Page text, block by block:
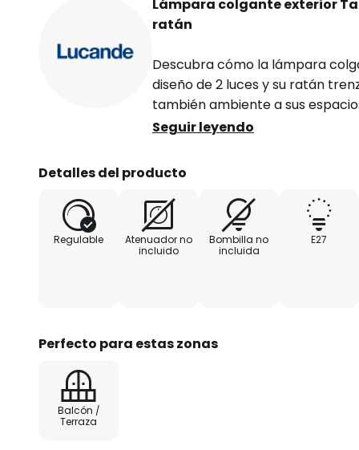
Lámpara colgante exterior
ratán
Descubra cómo la lámpara
diseño de 2 luces y su ratán
también ambiente a sus
ratán resistente y hierro macizo
y, al mismo tiempo, crea un
perfectamente protegida
extraños y salpicaduras de
fuente de luz fiable para
beige y negro resalta su
armoniosamente en el conjunto
el atenuador no está incluido en
regular la intensidad de la luz a
Seguir leyendo
Detalles del producto
Regulable
Atenuador no
incluido
Bombilla no
incluida
E27
Perfecto para estas zonas
Balcón /
Terraza